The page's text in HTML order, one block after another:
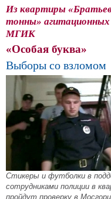
Из квартиры
тонны»
МГИК
«Особая буква»
Выборы со взломом
Стикеры и футболки в
сотрудниками полиции в
пройдут проверку в